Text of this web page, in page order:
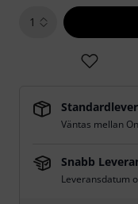
1
Väntas mellan
Snabb
Leveransdatum